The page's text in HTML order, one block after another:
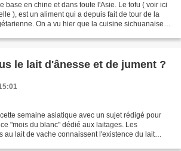
base en chine et dans toute l'Asie. Le tofu ( voir ici
), est un aliment qui a depuis fait de tour de la
On a vu hier que la cuisine sichuanaise
le lait d'ânesse et de jument ?
semaine asiatique avec un sujet rédigé pour
"mois du blanc" dédié aux laitages. Les
au lait de vache connaissent l'existence du lait